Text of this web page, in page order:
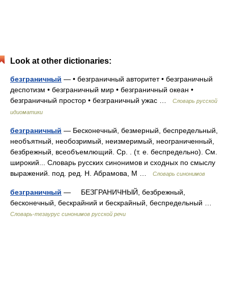
Look at other dictionaries:
безграничный — • безграничный авторитет • безграничный
деспотизм • безграничный мир • безграничный океан •
безграничный простор • безграничный ужас …
Словарь русской
идиоматики
безграничный — Бесконечный, безмерный, беспредельный,
необъятный, необозримый, неизмеримый, неограниченный,
безбрежный, всеобъемлющий. Ср. . (т. е. беспредельно). См.
широкий... Словарь русских синонимов и сходных по смыслу
выражений. под. ред. Н. Абрамова, М …
Словарь синонимов
безграничный — БЕЗГРАНИЧНЫЙ, безбрежный,
бесконечный, бескрайний и бескрайный, беспредельный …
Словарь-тезаурус синонимов русской речи